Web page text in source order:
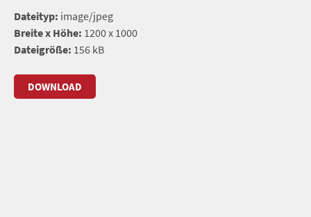
STANDORT & KONTAKT
Dateityp: image/jpeg
Breite x Höhe: 1200 x 1000
Dateigröße: 156 kB
DOWNLOAD